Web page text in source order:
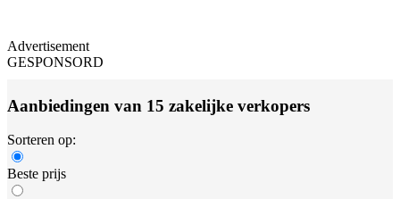
Advertisement
GESPONSORD
Aanbiedingen van 15 zakelijke verkopers
Sorteren op:
Beste prijs